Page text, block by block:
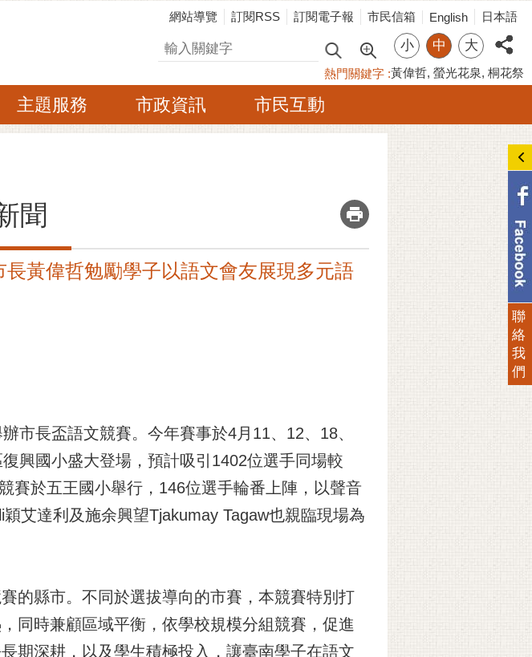
網站導覽 訂閱RSS 訂閱電子報 市民信箱 English 日本語
搜尋 小 中 大
熱門關鍵字 黃偉哲 螢光花泉 桐花祭
主題服務 市政資訊 市民互動
聞 _
黃偉哲勉勵學子以語文會友展現多元語
市長盃語文競賽。今年賽事於4月11、12、18、
興國小盛大登場，預計吸引1402位選手同場較
賽於五王國小舉行，146位選手輪番上陣，以聲音
艾達利及施余興望Tjakumay Tagaw也親臨現場為
的縣市。不同於選拔導向的市賽，本競賽特別打
同時兼顧區域平衡，依學校規模分組競賽，促進
期深耕，以及學生積極投入，讓臺南學子在語文
聯
絡
我
們